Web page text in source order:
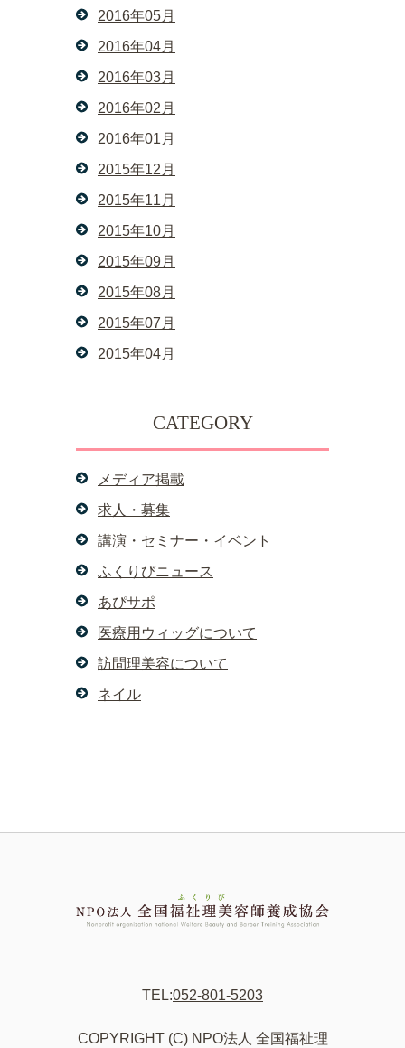
2016年05月
2016年04月
2016年03月
2016年02月
2016年01月
2015年12月
2015年11月
2015年10月
2015年09月
2015年08月
2015年07月
2015年04月
CATEGORY
メディア掲載
求人・募集
講演・セミナー・イベント
ふくりびニュース
あぴサポ
医療用ウィッグについて
訪問理美容について
ネイル
TEL:052-801-5203
COPYRIGHT (C) NPO法人 全国福祉理